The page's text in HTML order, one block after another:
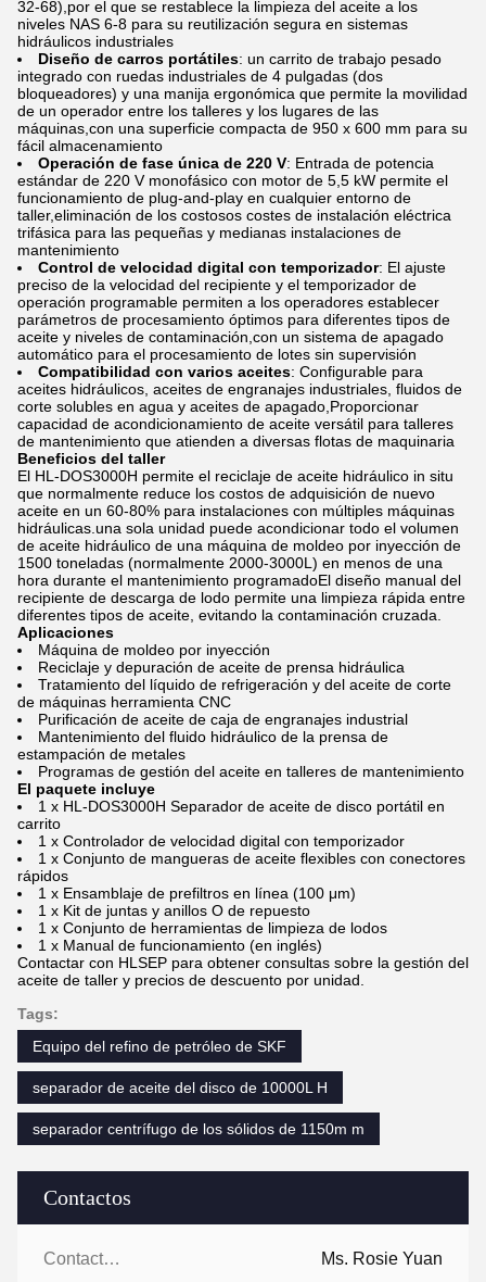
Contactos
Contactos: Ms. Rosie Yuan
32-68),por el que se restablece la limpieza del aceite a los
niveles NAS 6-8 para su reutilización segura en sistemas
hidráulicos industriales
Diseño de carros portátiles: un carrito de trabajo pesado
integrado con ruedas industriales de 4 pulgadas (dos
bloqueadores) y una manija ergonómica que permite la movilidad
de un operador entre los talleres y los lugares de las
máquinas,con una superficie compacta de 950 x 600 mm para su
fácil almacenamiento
Operación de fase única de 220 V: Entrada de potencia
estándar de 220 V monofásico con motor de 5,5 kW permite el
funcionamiento de plug-and-play en cualquier entorno de
taller,eliminación de los costosos costes de instalación eléctrica
trifásica para las pequeñas y medianas instalaciones de
mantenimiento
Control de velocidad digital con temporizador: El ajuste
preciso de la velocidad del recipiente y el temporizador de
operación programable permiten a los operadores establecer
parámetros de procesamiento óptimos para diferentes tipos de
aceite y niveles de contaminación,con un sistema de apagado
automático para el procesamiento de lotes sin supervisión
Compatibilidad con varios aceites: Configurable para
aceites hidráulicos, aceites de engranajes industriales, fluidos de
corte solubles en agua y aceites de apagado,Proporcionar
capacidad de acondicionamiento de aceite versátil para talleres
de mantenimiento que atienden a diversas flotas de maquinaria
Beneficios del taller
El HL-DOS3000H permite el reciclaje de aceite hidráulico in situ
que normalmente reduce los costos de adquisición de nuevo
aceite en un 60-80% para instalaciones con múltiples máquinas
hidráulicas.una sola unidad puede acondicionar todo el volumen
de aceite hidráulico de una máquina de moldeo por inyección de
1500 toneladas (normalmente 2000-3000L) en menos de una
hora durante el mantenimiento programadoEl diseño manual del
recipiente de descarga de lodo permite una limpieza rápida entre
diferentes tipos de aceite, evitando la contaminación cruzada.
Aplicaciones
Máquina de moldeo por inyección
Reciclaje y depuración de aceite de prensa hidráulica
Tratamiento del líquido de refrigeración y del aceite de corte
de máquinas herramienta CNC
Purificación de aceite de caja de engranajes industrial
Mantenimiento del fluido hidráulico de la prensa de
estampación de metales
Programas de gestión del aceite en talleres de mantenimiento
El paquete incluye
1 x HL-DOS3000H Separador de aceite de disco portátil en
carrito
1 x Controlador de velocidad digital con temporizador
1 x Conjunto de mangueras de aceite flexibles con conectores
rápidos
1 x Ensamblaje de prefiltros en línea (100 μm)
1 x Kit de juntas y anillos O de repuesto
1 x Conjunto de herramientas de limpieza de lodos
1 x Manual de funcionamiento (en inglés)
Contactar con HLSEP para obtener consultas sobre la gestión del
aceite de taller y precios de descuento por unidad.
Tags:
Equipo del refino de petróleo de SKF
separador de aceite del disco de 10000L H
separador centrífugo de los sólidos de 1150m m